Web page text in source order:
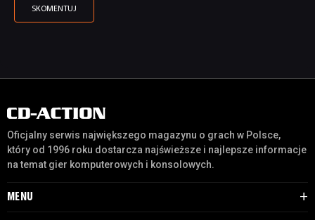
Oficjalny serwis największego magazynu o grach w Polsce,
który od 1996 roku dostarcza najświeższe i najlepsze informacje
na temat gier komputerowych i konsolowych.
MENU